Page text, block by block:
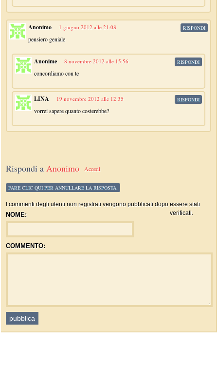
Anonimo 1 giugno 2012 alle 21:08
pensiero geniale
RISPONDI
Anonime 8 novembre 2012 alle 15:56
concordiamo con te
RISPONDI
LINA 19 novembre 2012 alle 12:35
vorrei sapere quanto costerebbe?
RISPONDI
Rispondi aAnonimo Accedi
FARE CLIC QUI PER ANNULLARE LA RISPOSTA.
I commenti degli utenti non registrati vengono pubblicati dopo essere stati
verificati.
NOME:
COMMENTO: